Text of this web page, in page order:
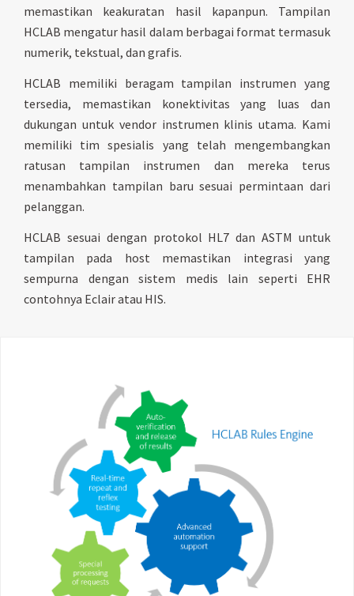
memastikan keakuratan hasil kapanpun. Tampilan
HCLAB mengatur hasil dalam berbagai format termasuk
numerik, tekstual, dan grafis.
HCLAB memiliki beragam tampilan instrumen yang
tersedia, memastikan konektivitas yang luas dan
dukungan untuk vendor instrumen klinis utama. Kami
memiliki tim spesialis yang telah mengembangkan
ratusan tampilan instrumen dan mereka terus
menambahkan tampilan baru sesuai permintaan dari
pelanggan.
HCLAB sesuai dengan protokol HL7 dan ASTM untuk
tampilan pada host memastikan integrasi yang
sempurna dengan sistem medis lain seperti EHR
contohnya Eclair atau HIS.